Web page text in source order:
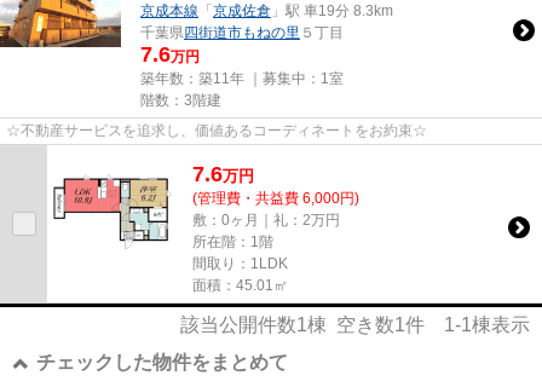
京成本線 「京成佐倉 」駅 車19分 8.3km
千葉県四街道市もねの里 ５丁目
7.6万円
築年数：築11年 ｜募集中： 1室
階数：3階建
☆不動産サービスを追求し、価値あるコーディネートをお約束☆
7.6万円
(管理費・共益費 6,000円)
敷：0ヶ月｜礼：2万円
所在階：1階
間取り：1LDK
面積：45.01㎡
該当公開件数1棟 空き数1件 1-1棟表示
チェックした物件をまとめて